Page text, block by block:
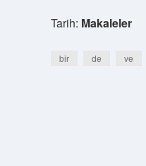
Tarih: Makaleler
bir de ve